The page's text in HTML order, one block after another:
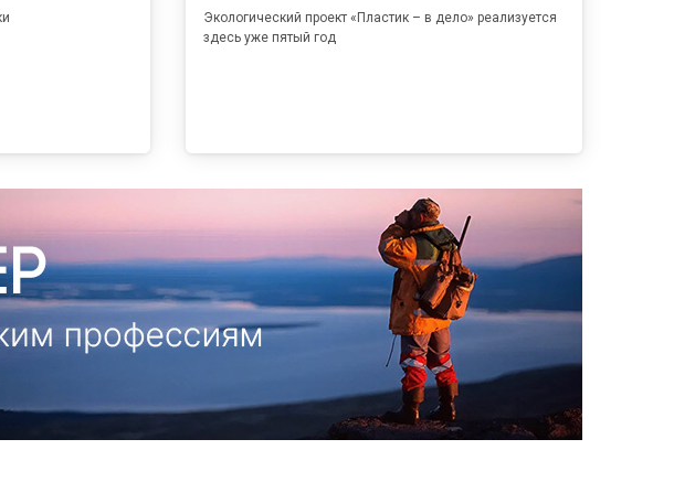
Экологический проект «Пластик – в дело» реализуется
здесь уже пятый год